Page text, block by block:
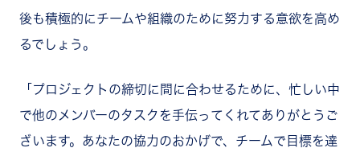
後も積極的にチームや組織のために努力する意欲を高め
るでしょう。
「プロジェクトの締切に間に合わせるために、忙しい中
で他のメンバーのタスクを手伝ってくれてありがとうご
ざいます。あなたの協力のおかげで、チームで目標を達